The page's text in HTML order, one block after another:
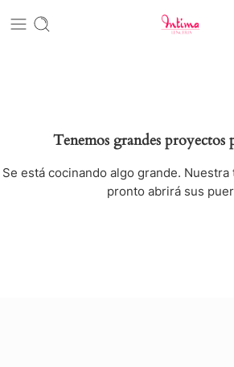
Tenemos grandes proyectos
Se está cocinando algo grande.
pronto abrirá sus